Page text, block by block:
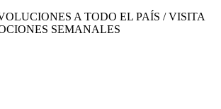
A TODO EL PAÍS / VISITA
SEMANALES